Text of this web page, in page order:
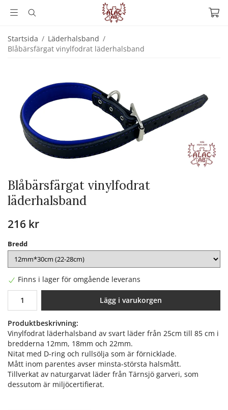
Startsida / Läderhalsband /
Blåbärsfärgat vinylfodrat läderhalsband
Blåbärsfärgat vinylfodrat
läderhalsband
216 kr
Bredd
Finns i lager för omgående leverans
Lägg i varukorgen
Produktbeskrivning:
Vinylfodrat läderhalsband av svart läder från 25cm till 85 cm i
bredderna 12mm, 18mm och 22mm.
Nitat med D-ring och rullsölja som är förnicklade.
Mått inom parentes avser minsta-största halsmått.
Tillverkat av naturgarvat läder från Tärnsjö garveri, som
dessutom är miljöcertifierat.